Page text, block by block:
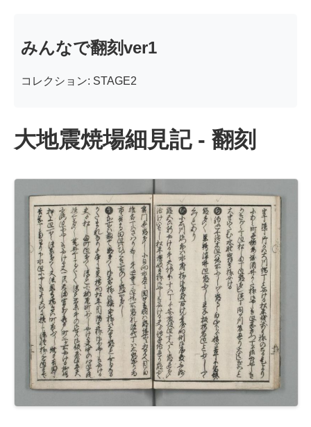
みんなで翻刻ver1
コレクション: STAGE2
大地震焼場細見記 - 翻刻